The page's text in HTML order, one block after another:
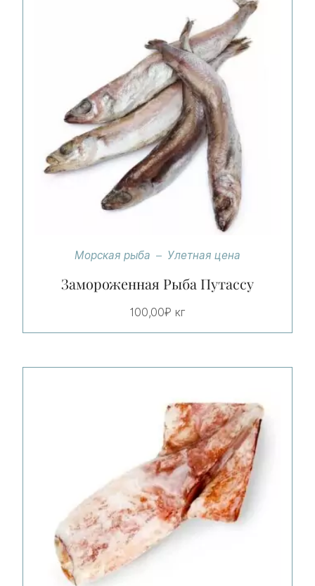
Морская рыба Улетная цена
Замороженная Рыба Путассу
100,00₽ кг